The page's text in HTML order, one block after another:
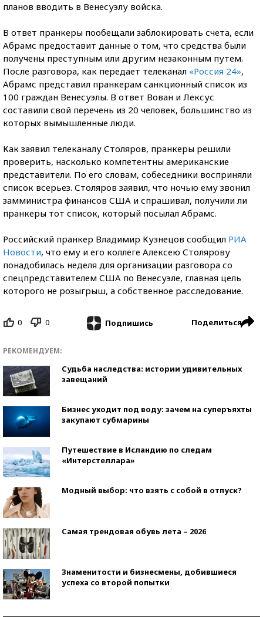
планов вводить в Венесуэлу войска.
В ответ пранкеры пообещали заблокировать счета, если
Абрамс предоставит данные о том, что средства были
получены преступным или другим незаконным путем.
После разговора, как передает телеканал «Россия 24»,
Абрамс представил пранкерам санкционный список из
100 граждан Венесуэлы. В ответ Вован и Лексус
составили свой перечень из 20 человек, большинство из
которых вымышленные люди.
Как заявил телеканалу Столяров, пранкеры решили
проверить, насколько компетентны американские
представители. По его словам, собеседники восприняли
список всерьез. Столяров заявил, что ночью ему звонил
замминистра финансов США и спрашивал, получили ли
пранкеры тот список, который посылал Абрамс.
Российский пранкер Владимир Кузнецов сообщил РИА
Новости, что ему и его коллеге Алексею Столярову
понадобилась неделя для организации разговора со
спецпредставителем США по Венесуэле, главная цель
которого не розыгрыш, а собственное расследование.
0 0 Подпишись Поделиться
РЕКОМЕНДУЕМ:
Судьба наследства: истории удивительных
завещаний
Бизнес уходит под воду: зачем на суперъяхты
закупают субмарины
Путешествие в Исландию по следам
«Интерстеллара»
Модный выбор: что взять с собой в отпуск?
Самая трендовая обувь лета – 2026
Знаменитости и бизнесмены, добившиеся
успеха со второй попытки